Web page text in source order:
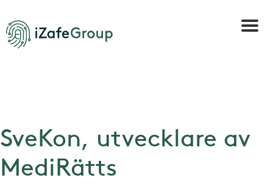
SveKon, utvecklare av
MediRätts